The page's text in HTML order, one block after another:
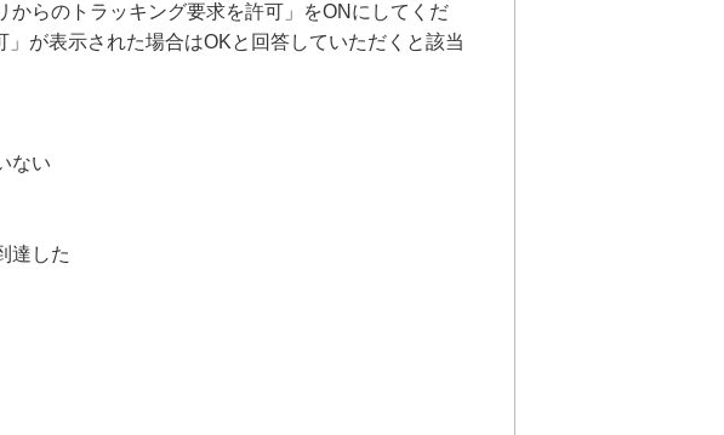
らのトラッキング要求を許可」をONにしてくだ
が表示された場合はOKと回答していただくと該当
ない
達した